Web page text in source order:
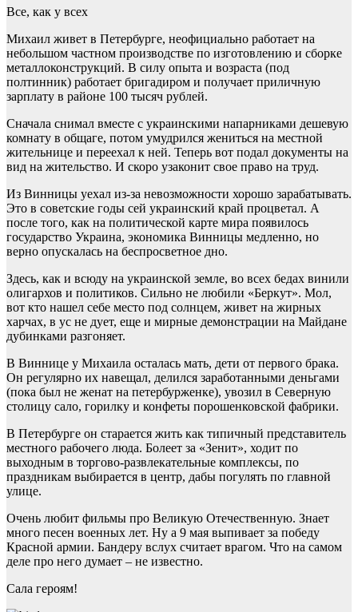
Все, как у всех
Михаил живет в Петербурге, неофициально работает на
небольшом частном производстве по изготовлению и сборке
металлоконструкций. В силу опыта и возраста (под
полтинник) работает бригадиром и получает приличную
зарплату в районе 100 тысяч рублей.
Сначала снимал вместе с украинскими напарниками дешевую
комнату в общаге, потом умудрился жениться на местной
жительнице и переехал к ней. Теперь вот подал документы на
вид на жительство. И скоро узаконит свое право на труд.
Из Винницы уехал из-за невозможности хорошо зарабатывать.
Это в советские годы сей украинский край процветал. А
после того, как на политической карте мира появилось
государство Украина, экономика Винницы медленно, но
верно опускалась на беспросветное дно.
Здесь, как и всюду на украинской земле, во всех бедах винили
олигархов и политиков. Сильно не любили «Беркут». Мол,
вот кто нашел себе место под солнцем, живет на жирных
харчах, в ус не дует, еще и мирные демонстрации на Майдане
дубинками разгоняет.
В Виннице у Михаила осталась мать, дети от первого брака.
Он регулярно их навещал, делился заработанными деньгами
(пока был не женат на петербурженке), увозил в Северную
столицу сало, горилку и конфеты порошенковской фабрики.
В Петербурге он старается жить как типичный представитель
местного рабочего люда. Болеет за «Зенит», ходит по
выходным в торгово-развлекательные комплексы, по
праздникам выбирается в центр, дабы погулять по главной
улице.
Очень любит фильмы про Великую Отечественную. Знает
много песен военных лет. Ну а 9 мая выпивает за победу
Красной армии. Бандеру вслух считает врагом. Что на самом
деле про него думает – не известно.
Сала героям!